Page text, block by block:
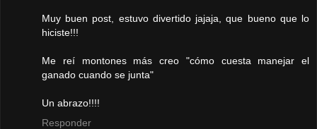
Muy buen post, estuvo divertido jajaja, que bueno que lo
hiciste!!!
Me reí montones más creo "cómo cuesta manejar el
ganado cuando se junta"
Un abrazo!!!!
Responder